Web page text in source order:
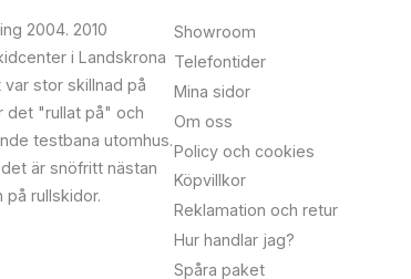
2004. 2010
i Landskrona
stor skillnad på
det "rullat på" och
testbana utomhus.
är snöfritt nästan
rullskidor.
Showroom
Telefontider
Mina sidor
Om oss
Policy och cookies
Köpvillkor
Reklamation och retur
Hur handlar jag?
Spåra paket